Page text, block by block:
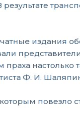
Ф. И.
повезло